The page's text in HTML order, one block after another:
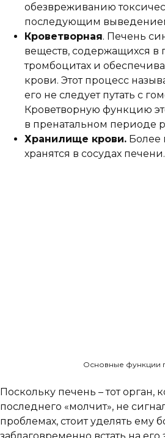
обезвреживанию
последующим
Кроветворная. Печень
веществ, содержащихся в
тромбоцитах и
крови. Этот процесс
его не следует путать с
Кроветворную функцию
в пренатальном периоде
Хранилище крови. Более
хранятся в сосудах печени.
Основные функции
Поскольку печень – тот орган,
последнего «молчит», не
проблемах, стоит уделять ему